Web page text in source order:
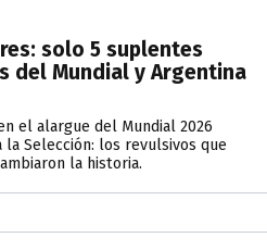
solo 5 suplentes
del Mundial y Argentina
el alargue del Mundial 2026
la Selección: los revulsivos que
la historia.